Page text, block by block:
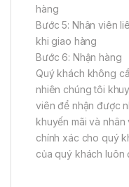
hàng
Bước 5: Nhân viên
khi giao hàng
Bước 6: Nhận hàng
Quý khách không
nhiên chúng tôi
viên để nhận được
khuyến mãi và
chính xác cho quý
của quý khách luôn